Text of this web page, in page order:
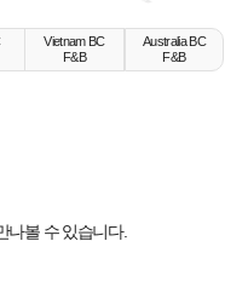
Vietnam BC
F&B
Australia BC
F&B
나볼 수 있습니다.